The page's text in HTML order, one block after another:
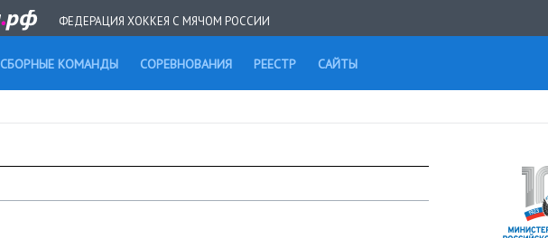
ФЕДЕРАЦИЯ ХОККЕЯ С МЯЧОМ РОССИИ
СБОРНЫЕ КОМАНДЫ СОРЕВНОВАНИЯ РЕЕСТР САЙТЫ